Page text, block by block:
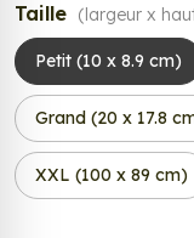
Taille (largeur x
Petit (10 x 8.9 cm)
Grand (20 x 17.8
XXL (100 x 89 cm)